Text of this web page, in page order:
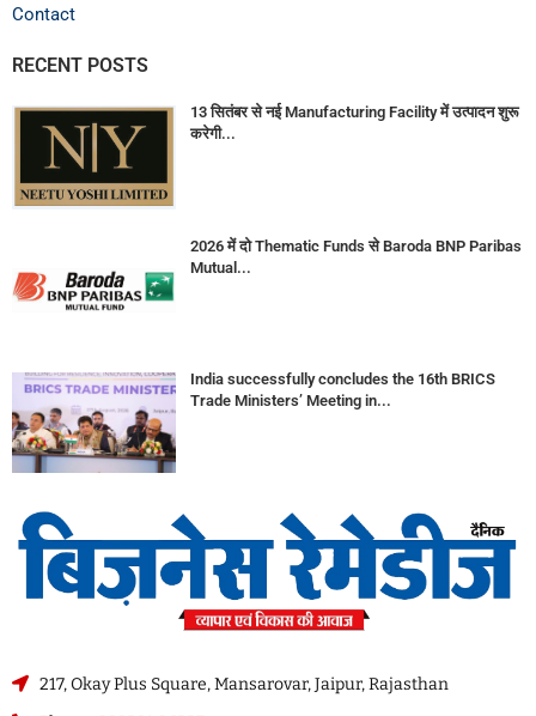
Contact
RECENT POSTS
13 सितंबर से नई Manufacturing Facility में उत्पादन शुरू
करेगी...
2026 में दो Thematic Funds से Baroda BNP Paribas
Mutual...
India successfully concludes the 16th BRICS
Trade Ministers’ Meeting in...
217, Okay Plus Square, Mansarovar, Jaipur, Rajasthan